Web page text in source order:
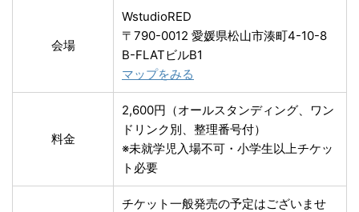
会場
WstudioRED
〒790-0012 愛媛県松山市湊町4-10-8
B-FLATビルB1
マップをみる
料金
2,600円（オールスタンディング、ワン
ドリンク別、整理番号付）
※未就学児入場不可・小学生以上チケッ
ト必要
チケット一般発売の予定はございませ